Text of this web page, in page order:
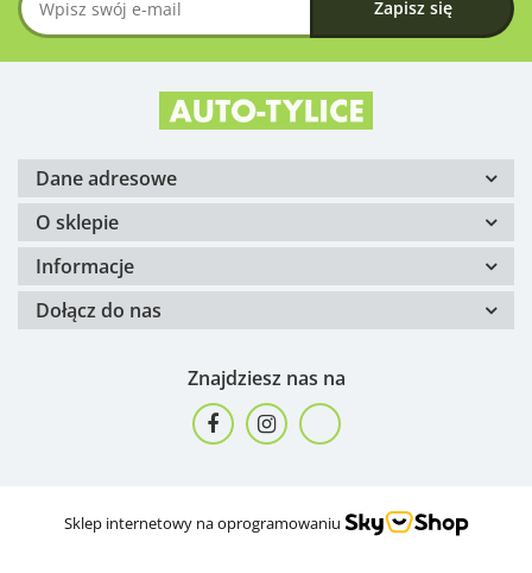
Dane adresowe
O sklepie
Informacje
Dołącz do nas
Znajdziesz nas na
Sklep internetowy na oprogramowaniu